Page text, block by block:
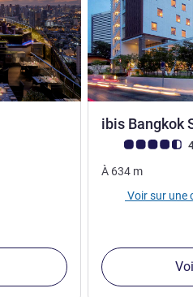
ibis Bangkok
Note Avis clients
À 634 m
Voir sur une